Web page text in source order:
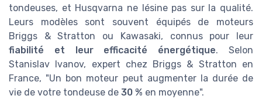
tondeuses, et Husqvarna ne lésine pas sur la qualité.
Leurs modèles sont souvent équipés de moteurs
Briggs & Stratton ou Kawasaki, connus pour leur
fiabilité et leur efficacité énergétique. Selon
Stanislav Ivanov, expert chez Briggs & Stratton en
France, "Un bon moteur peut augmenter la durée de
vie de votre tondeuse de 30 % en moyenne".